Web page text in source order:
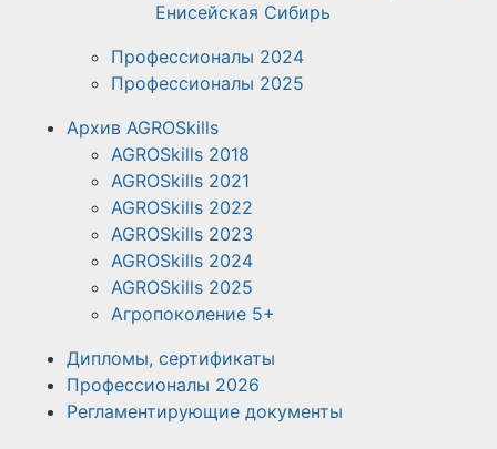
Енисейская Сибирь
Профессионалы 2024
Профессионалы 2025
Архив AGROSkills
AGROSkills 2018
AGROSkills 2021
AGROSkills 2022
AGROSkills 2023
AGROSkills 2024
AGROSkills 2025
Агропоколение 5+
Дипломы, сертификаты
Профессионалы 2026
Регламентирующие документы